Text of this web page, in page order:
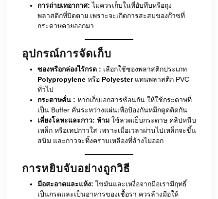
การถ่ายเทอากาศ: ไม่ควรเก็บในที่อับทึบหรือถุง
พลาสติกที่ปิดตาย เพราะจะเกิดการสะสมของก๊าซที่
กระดาษคายออกมา
อุปกรณ์การจัดเก็บ
ซองหรือกล่องไร้กรด : เลือกใช้ซองพลาสติกประเภท
Polypropylene หรือ Polyester แทนพลาสติก PVC
ทั่วไป
กระดาษคั่น : หากเก็บเอกสารซ้อนกัน ให้ใช้กระดาษที่
เป็น Buffer คั่นระหว่างแผ่นเพื่อป้องกันหมึกดูดติดกัน
เลี่ยงโลหะและกาว: ห้าม ใช้ลวดเย็บกระดาษ คลิปหนีบ
เหล็ก หรือเทปกาวใส เพราะเมื่อเวลาผ่านไปเหล็กจะขึ้น
สนิม และกาวจะทิ้งคราบเหลืองที่ล้างไม่ออก
การหยิบจับอย่างถูกวิธี
มือสะอาดและแห้ง: ไขมันและเหงื่อจากมือเรามีฤทธิ์
เป็นกรดและเป็นอาหารของเชื้อรา ควรล้างมือให้